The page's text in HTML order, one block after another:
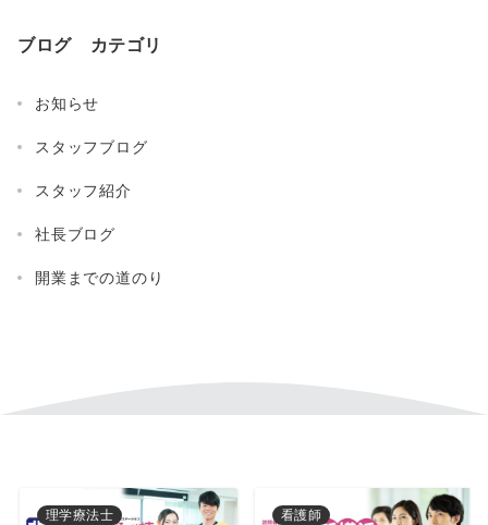
ブログ カテゴリ
お知らせ
スタッフブログ
スタッフ紹介
社長ブログ
開業までの道のり
理学療法士 看護師